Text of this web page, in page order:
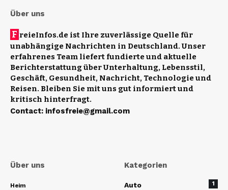
Über uns
F reieInfos.de ist Ihre zuverlässige Quelle für
unabhängige Nachrichten in Deutschland. Unser
erfahrenes Team liefert fundierte und aktuelle
Berichterstattung über Unterhaltung, Lebensstil,
Geschäft, Gesundheit, Nachricht, Technologie und
Reisen. Bleiben Sie mit uns gut informiert und
kritisch hinterfragt.
Contact: infosfreie@gmail.com
Über uns
Heim
Kategorien
Auto 1